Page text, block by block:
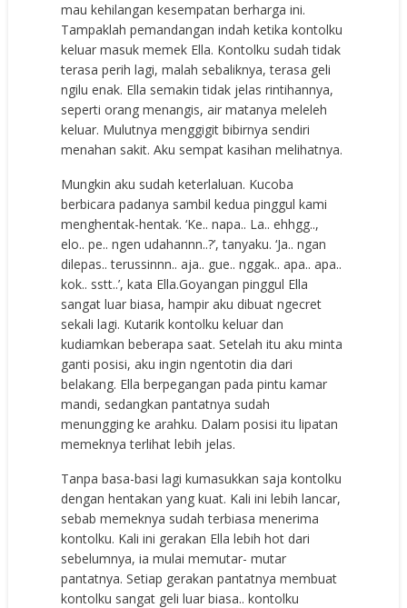
mau kehilangan kesempatan berharga ini.
Tampaklah pemandangan indah ketika kontolku
keluar masuk memek Ella. Kontolku sudah tidak
terasa perih lagi, malah sebaliknya, terasa geli
ngilu enak. Ella semakin tidak jelas rintihannya,
seperti orang menangis, air matanya meleleh
keluar. Mulutnya menggigit bibirnya sendiri
menahan sakit. Aku sempat kasihan melihatnya.
Mungkin aku sudah keterlaluan. Kucoba
berbicara padanya sambil kedua pinggul kami
menghentak-hentak. ‘Ke.. napa.. La.. ehhgg..,
elo.. pe.. ngen udahannn..?’, tanyaku. ‘Ja.. ngan
dilepas.. terussinnn.. aja.. gue.. nggak.. apa.. apa..
kok.. sstt..’, kata Ella.Goyangan pinggul Ella
sangat luar biasa, hampir aku dibuat ngecret
sekali lagi. Kutarik kontolku keluar dan
kudiamkan beberapa saat. Setelah itu aku minta
ganti posisi, aku ingin ngentotin dia dari
belakang. Ella berpegangan pada pintu kamar
mandi, sedangkan pantatnya sudah
menungging ke arahku. Dalam posisi itu lipatan
memeknya terlihat lebih jelas.
Tanpa basa-basi lagi kumasukkan saja kontolku
dengan hentakan yang kuat. Kali ini lebih lancar,
sebab memeknya sudah terbiasa menerima
kontolku. Kali ini gerakan Ella lebih hot dari
sebelumnya, ia mulai memutar- mutar
pantatnya. Setiap gerakan pantatnya membuat
kontolku sangat geli luar biasa.. kontolku